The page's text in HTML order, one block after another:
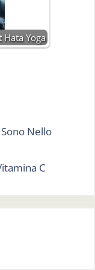
Hata Yoga
Nello
C